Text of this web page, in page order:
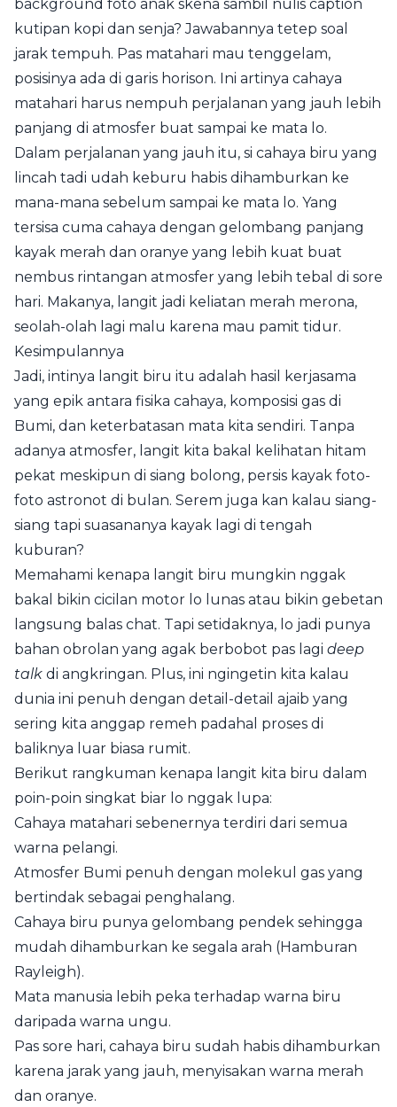
background foto anak skena sambil nulis caption
kutipan kopi dan senja? Jawabannya tetep soal
jarak tempuh. Pas matahari mau tenggelam,
posisinya ada di garis horison. Ini artinya cahaya
matahari harus nempuh perjalanan yang jauh lebih
panjang di atmosfer buat sampai ke mata lo.
Dalam perjalanan yang jauh itu, si cahaya biru yang
lincah tadi udah keburu habis dihamburkan ke
mana-mana sebelum sampai ke mata lo. Yang
tersisa cuma cahaya dengan gelombang panjang
kayak merah dan oranye yang lebih kuat buat
nembus rintangan atmosfer yang lebih tebal di sore
hari. Makanya, langit jadi keliatan merah merona,
seolah-olah lagi malu karena mau pamit tidur.
Kesimpulannya
Jadi, intinya langit biru itu adalah hasil kerjasama
yang epik antara fisika cahaya, komposisi gas di
Bumi, dan keterbatasan mata kita sendiri. Tanpa
adanya atmosfer, langit kita bakal kelihatan hitam
pekat meskipun di siang bolong, persis kayak foto-
foto astronot di bulan. Serem juga kan kalau siang-
siang tapi suasananya kayak lagi di tengah
kuburan?
Memahami kenapa langit biru mungkin nggak
bakal bikin cicilan motor lo lunas atau bikin gebetan
langsung balas chat. Tapi setidaknya, lo jadi punya
bahan obrolan yang agak berbobot pas lagi deep
talk di angkringan. Plus, ini ngingetin kita kalau
dunia ini penuh dengan detail-detail ajaib yang
sering kita anggap remeh padahal proses di
baliknya luar biasa rumit.
Berikut rangkuman kenapa langit kita biru dalam
poin-poin singkat biar lo nggak lupa:
Cahaya matahari sebenernya terdiri dari semua
warna pelangi.
Atmosfer Bumi penuh dengan molekul gas yang
bertindak sebagai penghalang.
Cahaya biru punya gelombang pendek sehingga
mudah dihamburkan ke segala arah (Hamburan
Rayleigh).
Mata manusia lebih peka terhadap warna biru
daripada warna ungu.
Pas sore hari, cahaya biru sudah habis dihamburkan
karena jarak yang jauh, menyisakan warna merah
dan oranye.